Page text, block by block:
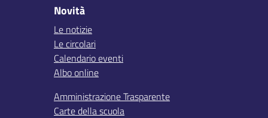
Novità
Le notizie
Le circolari
Calendario eventi
Albo online
Amministrazione Trasparente
Carte della scuola